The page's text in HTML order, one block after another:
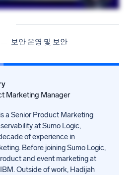
보안·운영 및 보안
Marketing Manager
a Senior Product Marketing
at Sumo Logic,
of experience in
Before joining Sumo Logic,
and event marketing at
Outside of work, Hadijah